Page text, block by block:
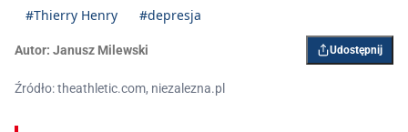
#Thierry Henry #depresja
Autor: Janusz Milewski Udostępnij
Źródło: theathletic.com, niezalezna.pl